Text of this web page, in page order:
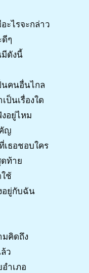
ะไรจะกล่าว
ๆ
ดังนี้
นคนอื่นไกล
ป็นเรื่องใด
อยู่ไหม
ญ
เธอชอบใคร
ท้าย
ใช้
อยู่กับฉัน
มคิดถึง
ว
ำเภอ